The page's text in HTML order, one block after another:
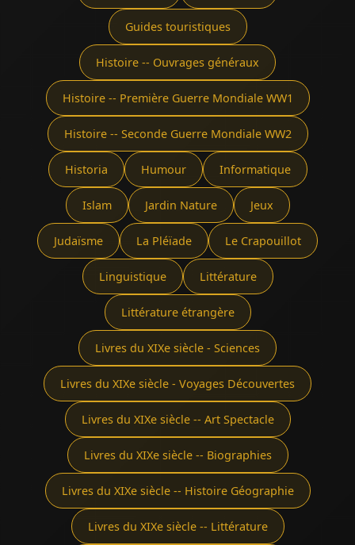
Guides touristiques
Histoire -- Ouvrages généraux
Histoire -- Première Guerre Mondiale WW1
Histoire -- Seconde Guerre Mondiale WW2
Historia Humour Informatique
Islam Jardin Nature Jeux
Judaïsme La Pléïade Le Crapouillot
Linguistique Littérature
Littérature étrangère
Livres du XIXe siècle - Sciences
Livres du XIXe siècle - Voyages Découvertes
Livres du XIXe siècle -- Art Spectacle
Livres du XIXe siècle -- Biographies
Livres du XIXe siècle -- Histoire Géographie
Livres du XIXe siècle -- Littérature